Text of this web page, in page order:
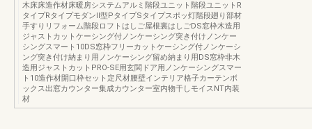
木床床造作材床暖房システムアルミ階段ユニット階段ユニットR
タイプRタイプモダンⅡ型PタイプSタイプスポッ灯階段廻り部材
手すりリフォーム階段ロフトはしご屋根裏はしごDS窓枠木造用
ジャストカットケーシング付ノンケーシング突き付けノンケー
シングスマート10DS窓枠フリーカットケーシング付ノンケーシ
ング突き付け納まり用ノンケーシング留め納まり用DS窓枠非木
造用ジャストカットPRO-SE用玄関ドア用ノンケーシングスマー
ト10造作材開口枠セット定尺材腰壁インテリア格子カーテンボ
ックス出窓カウンター集成カウンター室内物干しモイスNT内装
材